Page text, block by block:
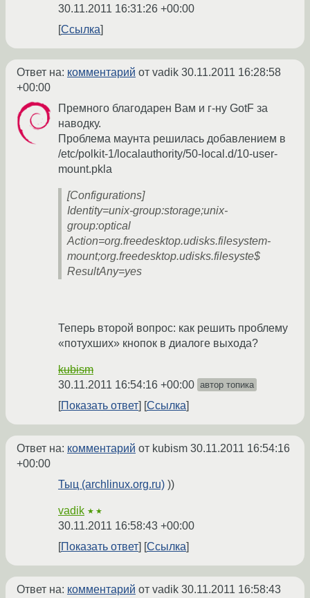
30.11.2011 16:31:26 +00:00
Ссылка
Ответ на: комментарий от vadik 30.11.2011 16:28:58
+00:00
Премного благодарен Вам и г-ну GotF за
наводку.
Проблема маунта решилась добавлением в
/etc/polkit-1/localauthority/50-local.d/10-user-
mount.pkla
[Configurations]
Identity=unix-group:storage;unix-
group:optical
Action=org.freedesktop.udisks.filesystem-
mount;org.freedesktop.udisks.filesyste$
ResultAny=yes
Теперь второй вопрос: как решить проблему
«потухших» кнопок в диалоге выхода?
kubism
30.11.2011 16:54:16 +00:00 автор топика
Показать ответ Ссылка
Ответ на: комментарий от kubism 30.11.2011 16:54:16
+00:00
Тыц (archlinux.org.ru) ))
vadik ★★
30.11.2011 16:58:43 +00:00
Показать ответ
Ссылка
Ответ на: комментарий от vadik 30.11.2011 16:58:43